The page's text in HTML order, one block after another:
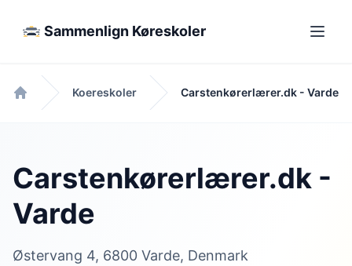
Sammenlign Køreskoler
Forside
Koereskoler Carstenkørerlærer.dk - Varde
Carstenkørerlærer.dk -
Varde
Østervang 4, 6800 Varde, Denmark